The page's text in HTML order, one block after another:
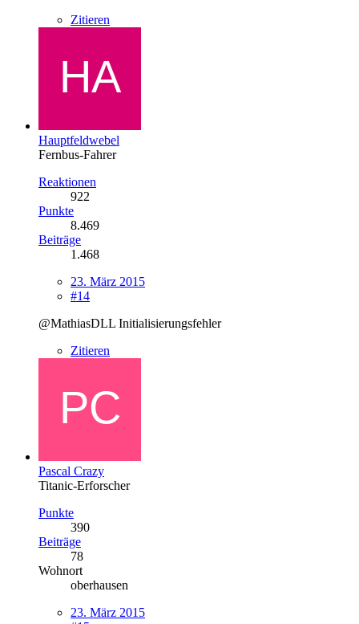
Zitieren
Hauptfeldwebel
Fernbus-Fahrer
Reaktionen
922
Punkte
8.469
Beiträge
1.468
23. März 2015
#14
@MathiasDLL Initialisierungsfehler
Zitieren
Pascal Crazy
Titanic-Erforscher
Punkte
390
Beiträge
78
Wohnort
oberhausen
23. März 2015